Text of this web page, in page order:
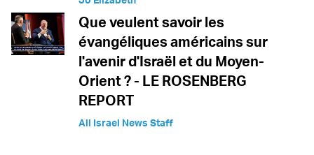
Que veulent savoir les
évangéliques américains sur
l'avenir d'Israël et du Moyen-
Orient ? - LE ROSENBERG
REPORT
All Israel News Staff